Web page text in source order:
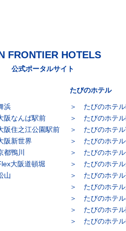
FRONTIER HOTELS
公式ポータルサイト
浜
阪なんば駅前
阪住之江公園駅前
阪新世界
都鴨川
大阪道頓堀
山
たびのホテル
たびのホテ
たびのホテ
たびのホテ
たびのホテ
たびのホテ
たびのホテ
たびのホテ
たびのホテ
たびのホテ
たびのホテ
たびのホテ